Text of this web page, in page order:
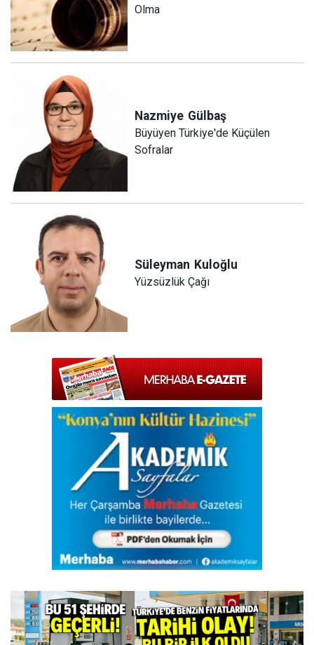
Olma
Nazmiye Gülbaş
Büyüyen Türkiye'de Küçülen
Sofralar
Süleyman Kuloğlu
Yüzsüzlük Çağı